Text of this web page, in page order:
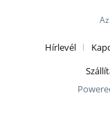
Hírlevél